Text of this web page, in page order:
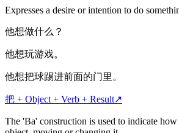
Expresses a desire or intention to do
他想做什么？
他想玩游戏。
他想把球踢进前面的门里。
把 + Object + Verb + Result↗
The 'Ba' construction is used to indicate how